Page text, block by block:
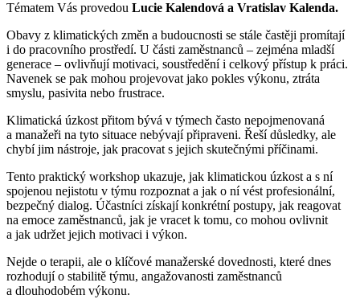
Tématem Vás provedou Lucie Kalendová a Vratislav Kalenda.
Obavy z klimatických změn a budoucnosti se stále častěji promítají
i do pracovního prostředí. U části zaměstnanců – zejména mladší
generace – ovlivňují motivaci, soustředění i celkový přístup k práci.
Navenek se pak mohou projevovat jako pokles výkonu, ztráta
smyslu, pasivita nebo frustrace.
Klimatická úzkost přitom bývá v týmech často nepojmenovaná
a manažeři na tyto situace nebývají připraveni. Řeší důsledky, ale
chybí jim nástroje, jak pracovat s jejich skutečnými příčinami.
Tento praktický workshop ukazuje, jak klimatickou úzkost a s ní
spojenou nejistotu v týmu rozpoznat a jak o ní vést profesionální,
bezpečný dialog. Účastníci získají konkrétní postupy, jak reagovat
na emoce zaměstnanců, jak je vracet k tomu, co mohou ovlivnit
a jak udržet jejich motivaci i výkon.
Nejde o terapii, ale o klíčové manažerské dovednosti, které dnes
rozhodují o stabilitě týmu, angažovanosti zaměstnanců
a dlouhodobém výkonu.